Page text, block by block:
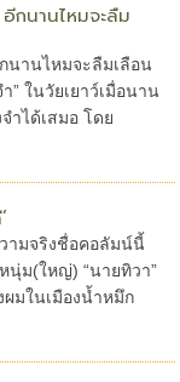
อีกนานไหมจะลืม
กนานไหมจะลืมเลือน
” ในวัยเยาว์เมื่อนาน
ำได้เสมอ โดย
วามจริงชื่อคอลัมน์นี้
นุ่ม(ใหญ่) “นายทิวา”
มในเมืองน้ำหมึก